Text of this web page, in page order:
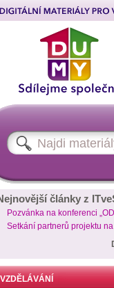
články z
Pozvánka na konferenci
Setkání partnerů projektu
VZDĚLÁVÁNÍ